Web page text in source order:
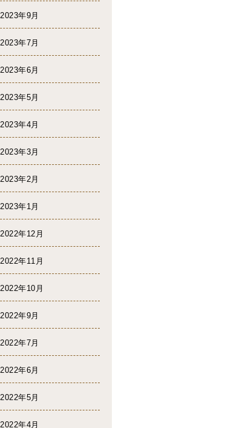
2023年9月
2023年7月
2023年6月
2023年5月
2023年4月
2023年3月
2023年2月
2023年1月
2022年12月
2022年11月
2022年10月
2022年9月
2022年7月
2022年6月
2022年5月
2022年4月